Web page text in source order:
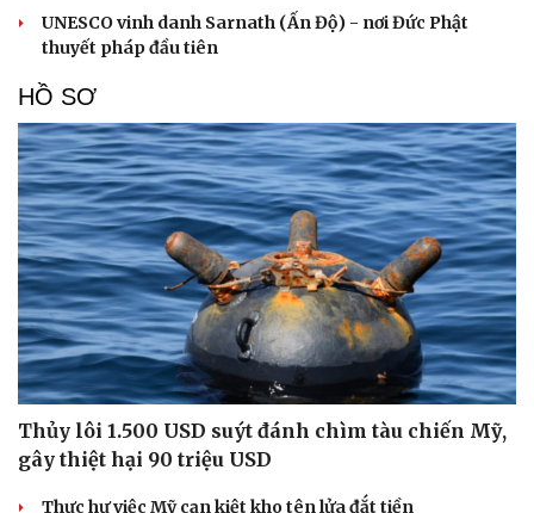
Cải chính
UNESCO vinh danh Sarnath (Ấn Độ) - nơi Đức Phật
thuyết pháp đầu tiên
HỒ SƠ
Thủy lôi 1.500 USD suýt đánh chìm tàu chiến Mỹ,
gây thiệt hại 90 triệu USD
Thực hư việc Mỹ cạn kiệt kho tên lửa đắt tiền